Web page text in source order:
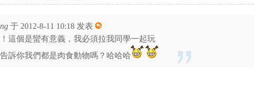
于 2012-8-11 10:18 发表
這個是蠻有意義，我必須拉我同學一起玩
訴你我們都是肉食動物嗎？哈哈哈